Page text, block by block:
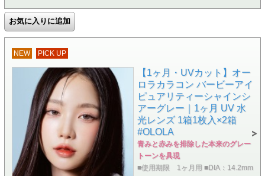
NEW PICK UP
【1ヶ月・UVカット】オー
ロラカラコン バービーアイ
ピュアリティーシャインシ
アーグレー｜1ヶ月 UV 水
光レンズ 1箱1枚入×2箱
#OLOLA
青みと赤みを排除した本来のグレー
トーンを具現
■使用期限 1ヶ月用 ■DIA：14.2mm